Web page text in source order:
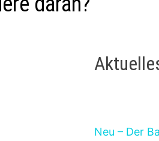
Neu – Der